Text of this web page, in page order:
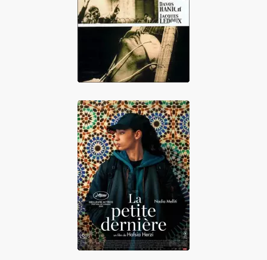
La Jetée
La Petite Dernière